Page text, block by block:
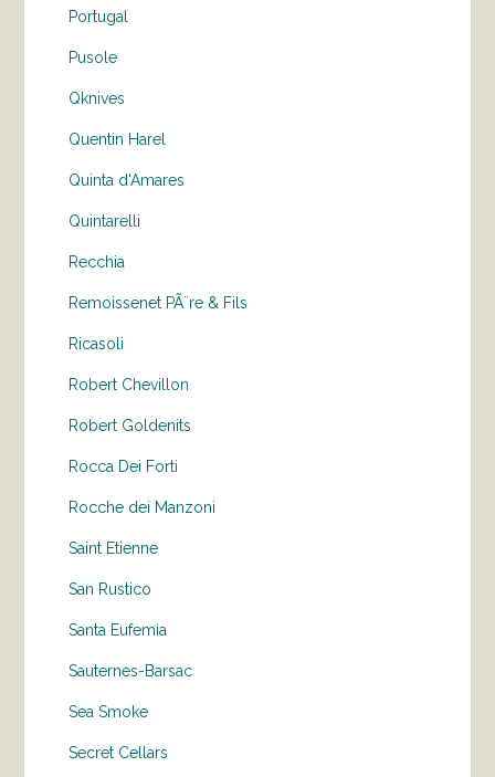
Portugal
Pusole
Qknives
Quentin Harel
Quinta d'Amares
Quintarelli
Recchia
Remoissenet PÃ¨re & Fils
Ricasoli
Robert Chevillon
Robert Goldenits
Rocca Dei Forti
Rocche dei Manzoni
Saint Etienne
San Rustico
Santa Eufemia
Sauternes-Barsac
Sea Smoke
Secret Cellars